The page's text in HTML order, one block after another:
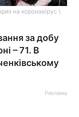
на коронавірус \
за добу
– 71. В
Реклама